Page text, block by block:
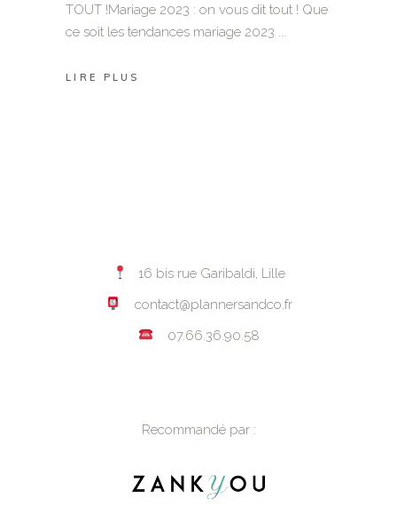
TOUT !Mariage 2023 : on vous dit tout ! Que
ce soit les tendances mariage 2023
LIRE PLUS
16 bis rue Garibaldi, Lille
contact@plannersandco.fr
07.66.36.90.58
Recommandé par :